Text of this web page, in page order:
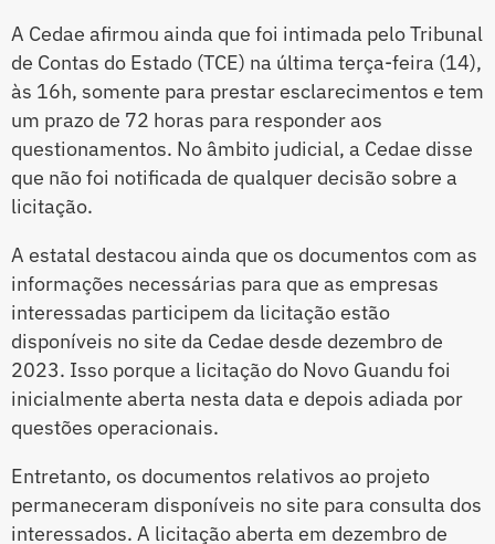
A Cedae afirmou ainda que foi intimada pelo Tribunal
de Contas do Estado (TCE) na última terça-feira (14),
às 16h, somente para prestar esclarecimentos e tem
um prazo de 72 horas para responder aos
questionamentos. No âmbito judicial, a Cedae disse
que não foi notificada de qualquer decisão sobre a
licitação.
A estatal destacou ainda que os documentos com as
informações necessárias para que as empresas
interessadas participem da licitação estão
disponíveis no site da Cedae desde dezembro de
2023. Isso porque a licitação do Novo Guandu foi
inicialmente aberta nesta data e depois adiada por
questões operacionais.
Entretanto, os documentos relativos ao projeto
permaneceram disponíveis no site para consulta dos
interessados. A licitação aberta em dezembro de